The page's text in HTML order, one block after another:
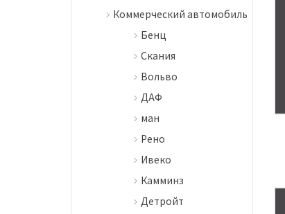
Коммерческий автомобиль
Бенц
Скания
Вольво
ДАФ
ман
Рено
Ивеко
Камминз
Детройт